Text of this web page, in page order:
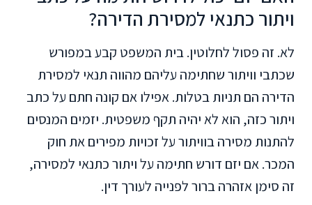
ויתור כתנאי למסירת הדירה?
לא. זה פסול לחלוטין. בית המשפט קבע במפורש
שכתבי וויתור שחתימה עליהם מהווה תנאי למסירת
הדירה הם תניות בטלות. אפילו אם קונה חתם על כתב
ויתור כזה, הוא לא יהיה תקף משפטית. יזמים המנסים
להתנות מסירה בוויתור על זכויות מפירים את חוק
המכר. אם יזם דורש חתימה על ויתור כתנאי למסירה,
זה סימן אזהרה ברור לפנייה לעורך דין.